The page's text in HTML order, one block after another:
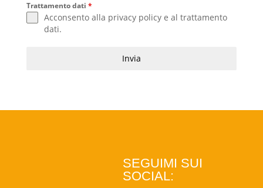
Trattamento dati *
Acconsento alla privacy policye al trattamento
dati.
Invia
SEGUIMI SUI
SOCIAL: